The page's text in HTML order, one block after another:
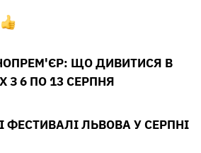
ЩО ДИВИТИСЯ В
З 6 ПО 13 СЕРПНЯ
ФЕСТИВАЛІ ЛЬВОВА У СЕРПНІ